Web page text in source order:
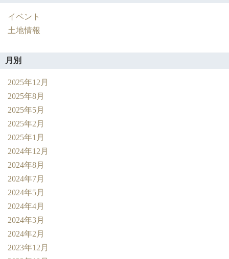
イベント
土地情報
月別
2025年12月
2025年8月
2025年5月
2025年2月
2025年1月
2024年12月
2024年8月
2024年7月
2024年5月
2024年4月
2024年3月
2024年2月
2023年12月